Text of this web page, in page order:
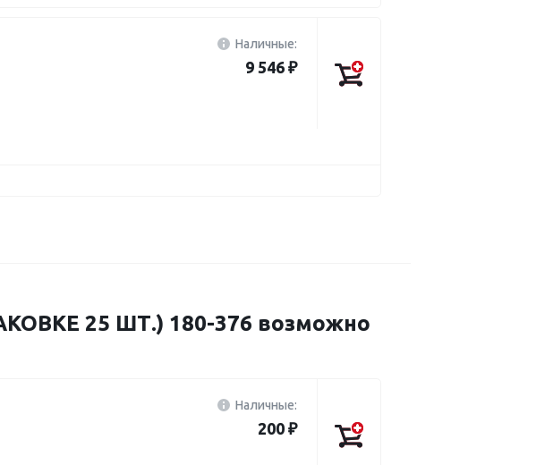
Наличные:
9 546 ₽
25 ШТ.) 180-376 возможно
Наличные:
200 ₽